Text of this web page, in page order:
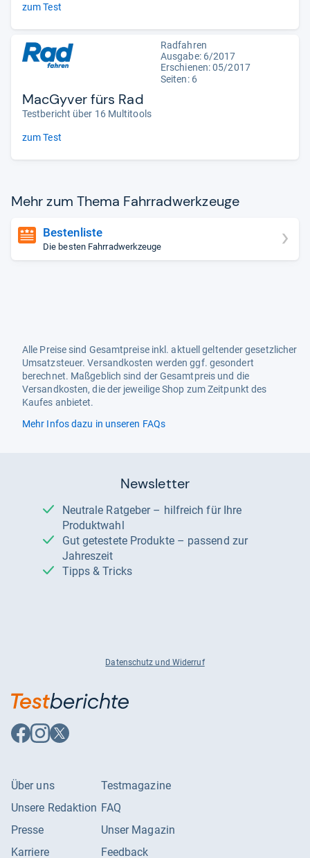
zum Test
Radfahren
Ausgabe: 6/2017
Erschienen: 05/2017
Seiten: 6
MacGyver fürs Rad
Testbericht über 16 Multitools
zum Test
Mehr zum Thema Fahr­rad­werk­zeuge
Bestenliste
Die besten Fahrradwerkzeuge
Alle Preise sind Gesamtpreise inkl. aktuell geltender gesetzlicher
Umsatzsteuer. Versandkosten werden ggf. gesondert
berechnet. Maßgeblich sind der Gesamtpreis und die
Versandkosten, die der jeweilige Shop zum Zeitpunkt des
Kaufes anbietet.
Mehr Infos dazu in unseren FAQs
Newsletter
Neutrale Ratgeber – hilfreich für Ihre
Produktwahl
Gut getestete Produkte – passend zur
Jahreszeit
Tipps & Tricks
Datenschutz und Widerruf
Auf
Facebook
Auf
Instagram
Auf
X
Über uns
Unsere Redaktion
Presse
Karriere
Testmagazine
FAQ
Unser Magazin
Feedback